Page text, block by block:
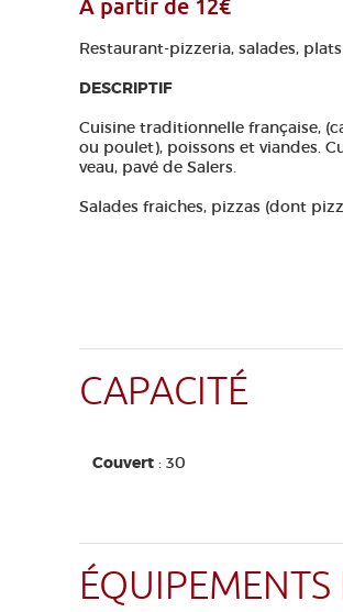
À partir de 12€
Restaurant-pizzeria, salades,
DESCRIPTIF
Cuisine traditionnelle française,
ou poulet), poissons et viandes.
veau, pavé de Salers.
Salades fraiches, pizzas (dont
CAPACITÉ
Couvert : 30
ÉQUIPEMENTS